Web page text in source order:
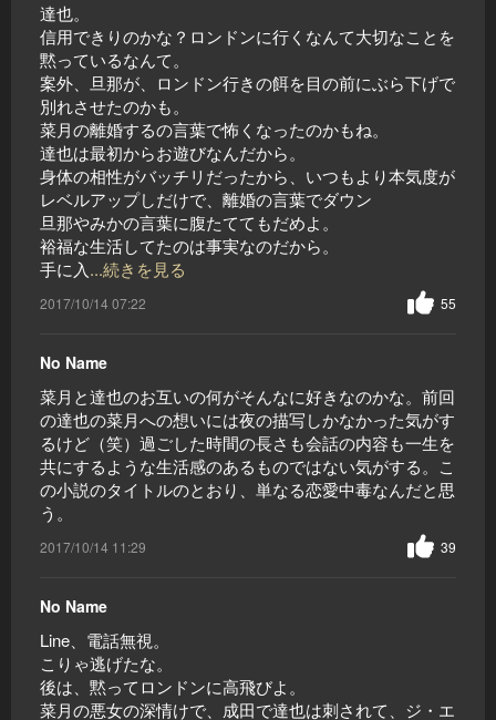
達也。
信用できりのかな？ロンドンに行くなんて大切なことを
黙っているなんて。
案外、旦那が、ロンドン行きの餌を目の前にぶら下げで
別れさせたのかも。
菜月の離婚するの言葉で怖くなったのかもね。
達也は最初からお遊びなんだから。
身体の相性がバッチリだったから、いつもより本気度が
レベルアップしだけで、離婚の言葉でダウン
旦那やみかの言葉に腹たててもだめよ。
裕福な生活してたのは事実なのだから。
手に入...続きを見る
2017/10/14 07:22 55
No Name
菜月と達也のお互いの何がそんなに好きなのかな。前回
の達也の菜月への想いには夜の描写しかなかった気がす
るけど（笑）過ごした時間の長さも会話の内容も一生を
共にするような生活感のあるものではない気がする。こ
の小説のタイトルのとおり、単なる恋愛中毒なんだと思
う。
2017/10/14 11:29 39
No Name
Line、電話無視。
こりゃ逃げたな。
後は、黙ってロンドンに高飛びよ。
菜月の悪女の深情けで、成田で達也は刺されて、ジ・エ